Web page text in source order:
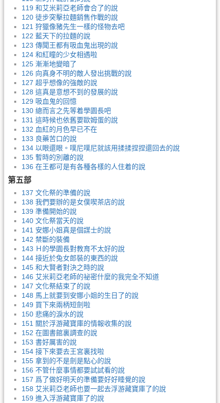
119 和艾米莉亞老師會合了的說
120 徒步突擊拉麵銷售作戰的說
121 狩獵像豬先生一樣的怪物去吧
122 藍天下的拉麵的說
123 傳聞王都有吸血鬼出現的說
124 和紅瞳的少女相遇啦
125 漸漸地變暗了
126 向真身不明的敵人發出挑戰的說
127 超乎想像的強敵的說
128 這真是意想不到的發展的說
129 吸血鬼的回憶
130 總而言之先等着學園長吧
131 這時候也依舊要歐姆蛋的說
132 血紅的月色早已不在
133 良藥苦口的說
134 以眼還眼。噗尼噗尼就該用揉揉捏捏還回去的說
135 暫時的別離的說
136 在王都可是有各種各樣的人住着的說
第五部
137 文化祭的準備的說
138 我們要辦的是女僕喫茶店的說
139 準備開始的說
140 文化祭當天的說
141 安娜小姐真是個謀士的說
142 禁斷的裝備
143 Ｈ的學園長對教育不太好的說
144 接近於兔女郎裝的東西的說
145 和大賢者對決之時的說
146 艾米莉亞老師的祕密什麼的我完全不知道
147 文化祭結束了的說
148 馬上就要到安娜小姐的生日了的說
149 買下來兩柄短劍啦
150 悲痛的淚水的說
151 關於浮游藏寶庫的情報收集的說
152 在圖書館裏調查的說
153 書好厲害的說
154 接下來要去王宮裏找啦
155 拿到的不是劍是點心的說
156 不管什麼事情都要試試看的說
157 爲了做好明天的準備要好好睡覺的說
158 艾米莉亞老師也要一起去浮游藏寶庫了的說
159 進入浮游藏寶庫了的說